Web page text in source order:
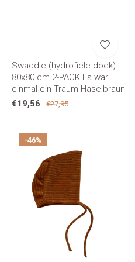
Swaddle (hydrofiele doek)
80x80 cm 2-PACK Es war
einmal ein Traum Haselbraun
€19,56
€27,95
-46%